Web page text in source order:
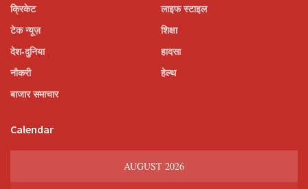
क्रिकेट
टेक न्यूज़
देश-दुनिया
नौकरी
बाजार समाचार
लाइफ स्टाइल
शिक्षा
हादसा
हेल्थ
Calendar
AUGUST 2026